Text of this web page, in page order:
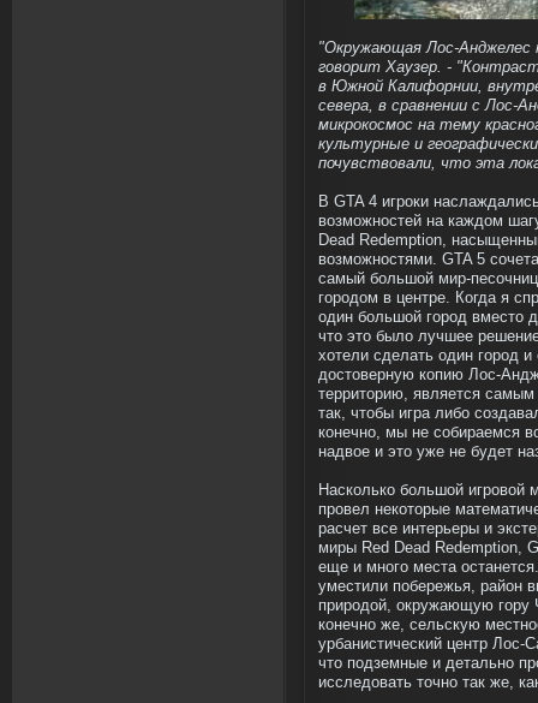
"Окружающая Лос-
говорит Хаузер. -
в Южной Калифорнии,
севера, в сравнении с Лос-
микрокосмос на тему
культурные и
почувствовали, что эта
В GTA 4 игроки
возможностей на каждом
Dead Redemption,
возможностями. GTA 5
самый большой мир-
городом в центре. Когда я
один большой город вместо
что это было лучшее
хотели сделать один город
достоверную копию Лос-
территорию, является
так, чтобы игра либо
конечно, мы не собираемся
надвое и это уже не будет
Насколько большой игровой
провел некоторые
расчет все интерьеры и
миры Red Dead Redemption,
еще и много места
уместили побережья, район
природой, окружающую гору
конечно же, сельскую
урбанистический центр Лос-
что подземные и детально
исследовать точно так же,